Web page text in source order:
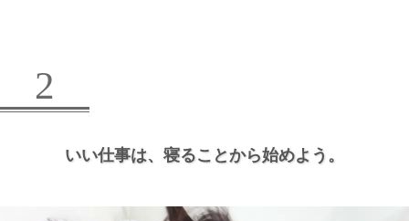
2
いい仕事は、 寝ることから始めよう。